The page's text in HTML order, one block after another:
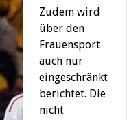
Zudem wird
über den
Frauensport
auch nur
eingeschränkt
berichtet. Die
nicht